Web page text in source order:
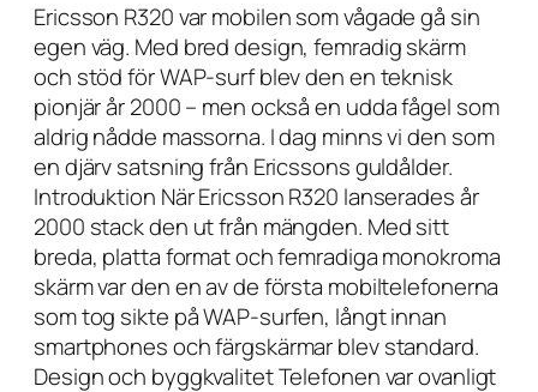
Ericsson R320 var mobilen som vågade gå sin
egen väg. Med bred design, femradig skärm
och stöd för WAP-surf blev den en teknisk
pionjär år 2000 – men också en udda fågel som
aldrig nådde massorna. I dag minns vi den som
en djärv satsning från Ericssons guldålder.
Introduktion När Ericsson R320 lanserades år
2000 stack den ut från mängden. Med sitt
breda, platta format och femradiga monokroma
skärm var den en av de första mobiltelefonerna
som tog sikte på WAP-surfen, långt innan
smartphones och färgskärmar blev standard.
Design och byggkvalitet Telefonen var ovanligt